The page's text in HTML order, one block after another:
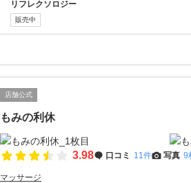
リフレクソロジー
販売中
店舗公式
もみの利休
3.98 口コミ 11件 写真 9
マッサージ